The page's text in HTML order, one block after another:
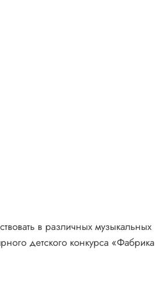
в различных музыкальных
детского конкурса «Фабрика